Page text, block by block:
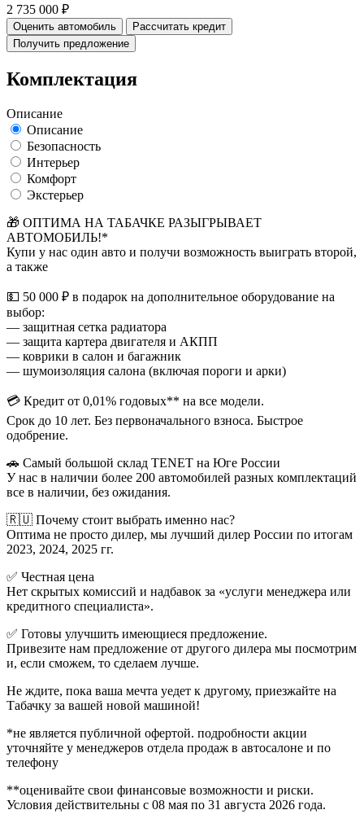
2 735 000 ₽
Оценить автомобиль
Рассчитать кредит
Получить предложение
Комплектация
Описание
Описание
Безопасность
Интерьер
Комфорт
Экстерьер
🎁 ОПТИМА НА ТАБАЧКЕ РАЗЫГРЫВАЕТ
АВТОМОБИЛЬ!*
Купи у нас один авто и получи возможность выиграть второй,
а также
💵 50 000 ₽ в подарок на дополнительное оборудование на
выбор:
— защитная сетка радиатора
— защита картера двигателя и АКПП
— коврики в салон и багажник
— шумоизоляция салона (включая пороги и арки)
💳 Кредит от 0,01% годовых** на все модели.
Срок до 10 лет. Без первоначального взноса. Быстрое
одобрение.
🚗 Самый большой склад TENET на Юге России
У нас в наличии более 200 автомобилей разных комплектаций
все в наличии, без ожидания.
🇷🇺 Почему стоит выбрать именно нас?
Оптима не просто дилер, мы лучший дилер России по итогам
2023, 2024, 2025 гг.
✅ Честная цена
Нет скрытых комиссий и надбавок за «услуги менеджера или
кредитного специалиста».
✅ Готовы улучшить имеющиеся предложение.
Привезите нам предложение от другого дилера мы посмотрим
и, если сможем, то сделаем лучше.
Не ждите, пока ваша мечта уедет к другому, приезжайте на
Табачку за вашей новой машиной!
*не является публичной офертой. подробности акции
уточняйте у менеджеров отдела продаж в автосалоне и по
телефону
**оценивайте свои финансовые возможности и риски.
Условия действительны с 08 мая по 31 августа 2026 года.